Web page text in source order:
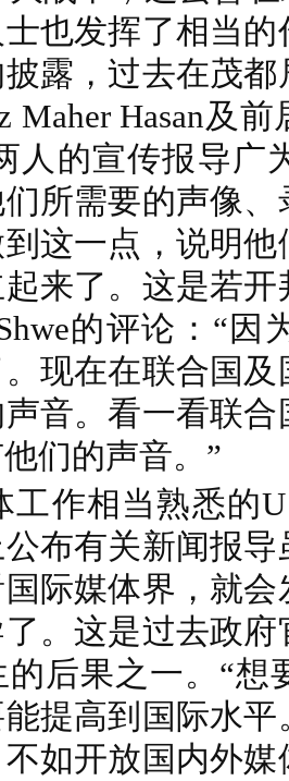
也发挥了相当
露，过去在茂
Maher Hasan及
人的宣传报导广
所需要的声像
这一点，说明
来了。这是若
的评论：“
现在在联合国
音。看一看联
们的声音。”
工作相当熟悉的
布有关新闻报
际媒体界，就
。这是过去政
后果之一。“想
提高到国际水
如开放国内外